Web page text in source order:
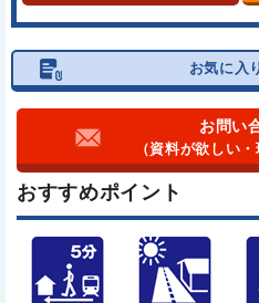
お気に入
お問い
（資料が欲しい
おすすめポイント